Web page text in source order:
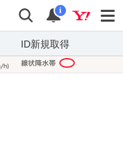
検索 通知
i
ID新規取得